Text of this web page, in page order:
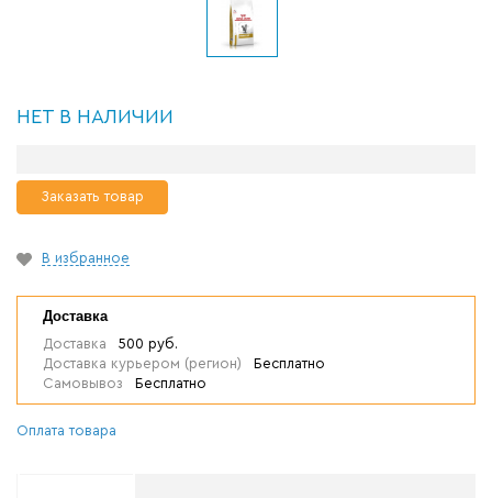
НЕТ В НАЛИЧИИ
Заказать товар
В избранное
Доставка
Доставка
500 руб.
Доставка курьером (регион)
Бесплатно
Самовывоз
Бесплатно
Оплата товара